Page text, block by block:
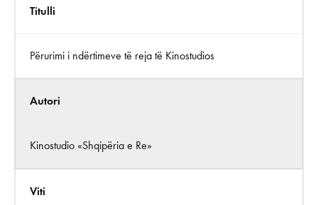
Titulli
Përurimi i ndërtimeve të reja të Kinostudios
Autori
Kinostudio «Shqipëria e Re»
Viti